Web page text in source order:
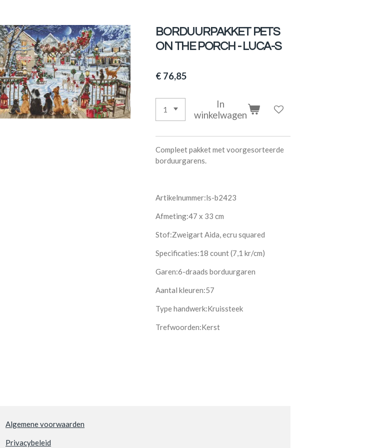
BORDUURPAKKET PETS
ON THE PORCH - LUCA-S
€ 76,85
In
winkelwagen
Compleet pakket met voorgesorteerde
borduurgarens.
Artikelnummer:ls-b2423
Afmeting:47 x 33 cm
Stof:Zweigart Aida, ecru squared
Specificaties:18 count (7,1 kr/cm)
Garen:6-draads borduurgaren
Aantal kleuren:57
Type handwerk:Kruissteek
Trefwoorden:Kerst
Algemene voorwaarden
Privacybeleid